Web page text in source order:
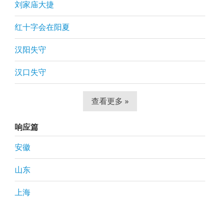
刘家庙大捷
红十字会在阳夏
汉阳失守
汉口失守
查看更多 »
响应篇
安徽
山东
上海